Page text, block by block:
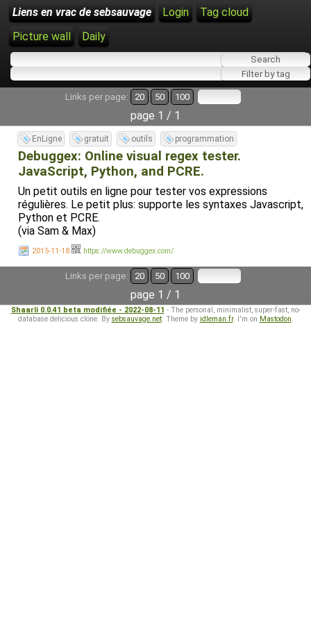
Liens en vrac de sebsauvage Login
Tag cloud
Picture wall
Daily
Links per page: 20 50 100
page 1 / 1
EnLigne gratuit outils programmation
Debuggex: Online visual regex tester.
JavaScript, Python, and PCRE.
Un petit outils en ligne pour tester vos expressions
régulières. Le petit plus: supporte les syntaxes Javascript,
Python et PCRE.
(via Sam & Max)
2015-11-18 https://www.debuggex.com/
Links per page: 20 50 100
page 1 / 1
Shaarli 0.0.41 beta modifiée - 2022-08-11 - The personal, minimalist, super-fast, no-
database delicious clone. By sebsauvage.net. Theme by idleman.fr. I'm on Mastodon.